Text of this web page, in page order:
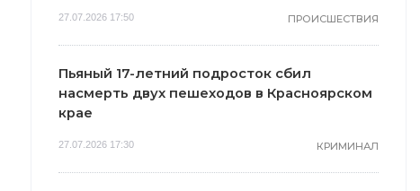
27.07.2026 17:50 ПРОИСШЕСТВИЯ
Пьяный 17-летний подросток сбил
насмерть двух пешеходов в Красноярском
крае
27.07.2026 17:30 КРИМИНАЛ